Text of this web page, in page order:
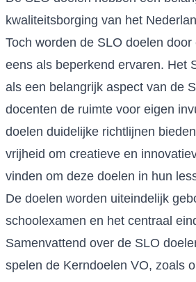
kwaliteitsborging van het
Toch worden de SLO doelen door
eens als beperkend ervaren. Het
als een belangrijk aspect van de
docenten de ruimte voor eigen
doelen duidelijke richtlijnen
vrijheid om creatieve en
vinden om deze doelen in hun
De doelen worden uiteindelijk
schoolexamen en het centraal
Samenvattend over de SLO
spelen de Kerndoelen VO, zoals